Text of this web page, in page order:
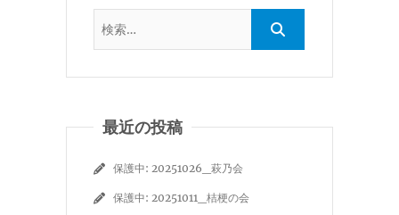
最近の投稿
保護中: 20251026_萩乃会
保護中: 20251011_桔梗の会